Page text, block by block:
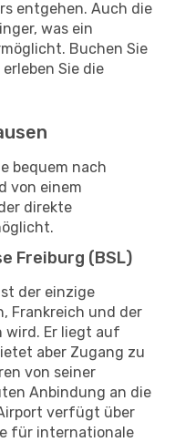
entgehen. Auch die
was ein
Buchen Sie
Sie die
bequem nach
von einem
direkte
Freiburg (BSL)
der einzige
Frankreich und der
wird. Er liegt auf
aber Zugang zu
von seiner
Anbindung an die
verfügt über
für internationale